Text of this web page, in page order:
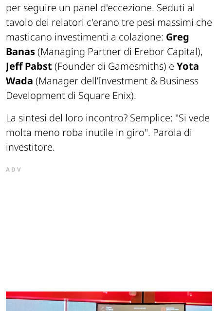
per seguire un panel d'eccezione. Seduti al
tavolo dei relatori c'erano tre pesi massimi che
masticano investimenti a colazione: Greg
Banas(Managing Partner di Erebor Capital),
Jeff Pabst (Founder di Gamesmiths) e Yota
Wada (Manager dell’Investment & Business
Development di Square Enix).
La sintesi del loro incontro? Semplice: "Si vede
molta meno roba inutile in giro". Parola di
investitore.
ADV